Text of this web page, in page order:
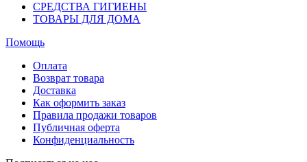
СРЕДСТВА ГИГИЕНЫ
ТОВАРЫ ДЛЯ ДОМА
Помощь
Оплата
Возврат товара
Доставка
Как оформить заказ
Правила продажи товаров
Публичная оферта
Конфиденциальность